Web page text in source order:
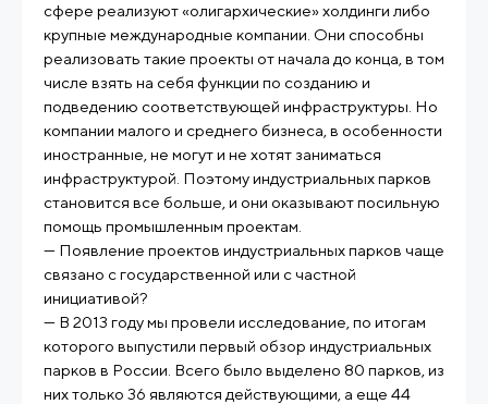
сфере реализуют «олигархические» холдинги либо
крупные международные компании. Они способны
реализовать такие проекты от начала до конца, в том
числе взять на себя функции по созданию и
подведению соответствующей инфраструктуры. Но
компании малого и среднего бизнеса, в особенности
иностранные, не могут и не хотят заниматься
инфраструктурой. Поэтому индустриальных парков
становится все больше, и они оказывают посильную
помощь промышленным проектам.
— Появление проектов индустриальных парков чаще
связано с государственной или с частной
инициативой?
— В 2013 году мы провели исследование, по итогам
которого выпустили первый обзор индустриальных
парков в России. Всего было выделено 80 парков, из
них только 36 являются действующими, а еще 44